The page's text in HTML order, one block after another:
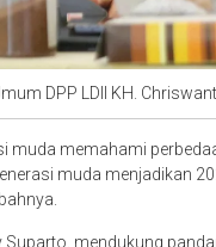
DPP LDII KH.
muda memahami
muda menjadikan
Suparto, mendukung